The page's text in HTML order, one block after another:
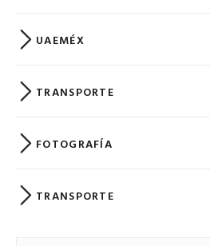
UAEMÉX
TRANSPORTE
FOTOGRAFÍA
TRANSPORTE